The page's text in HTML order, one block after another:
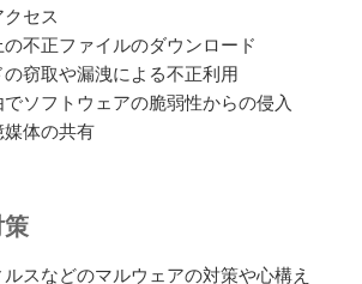
セス
不正ファイルのダウンロード
の窃取や漏洩による不正利用
ソフトウェアの脆弱性からの侵入
体の共有
策
スなどのマルウェアの対策や心構え